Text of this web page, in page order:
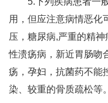
用，但应注意病情恶化
压，糖尿病,严重的精
性溃疡病，新近胃肠吻
疡，孕妇，抗菌药不能
染、较重的骨质疏松等。